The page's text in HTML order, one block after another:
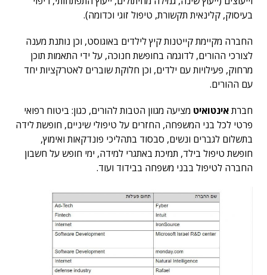
בעיסוק, קלינאית תקשורת, טיפול זוגי וכדומה).
החברה מקיימת קייטנות קיץ לילדים באוגוסט, וכן נותנת מענה
לצורכי ההורים, לדוגמה בחופשת חנוכה, על ידי התאמות תוכן
מרחוק, פעילויות עם ילדים, וכן חלוקת שוברים לאטרקציות יחד
עם ההורים.
חברתאינטואיט מציעה מגוון הטבות להורים, כגון: ביטוח רפואי
פרטי לכל בני המשפחה, החזרים על טיפולי שיניים, חופשת לידה
בתשלום לגברים ונשים, סבסוד בתהליכי פונדקאות ואימוץ,
חופשת טיפול בילד, תמיכת באתגרי למידה, ימי חופש על חשבון
החברה לטיפול בבני משפחה בבידוד ועוד.